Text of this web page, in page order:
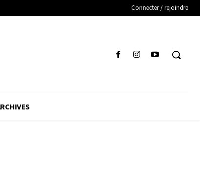
Connecter / rejoindre